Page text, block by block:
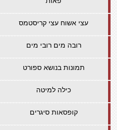
עצי אשוח עצי קריסטמס
רובה מים רובי מים
תמונות בנושא ספורט
כילה למיטה
קופסאות סיגרים